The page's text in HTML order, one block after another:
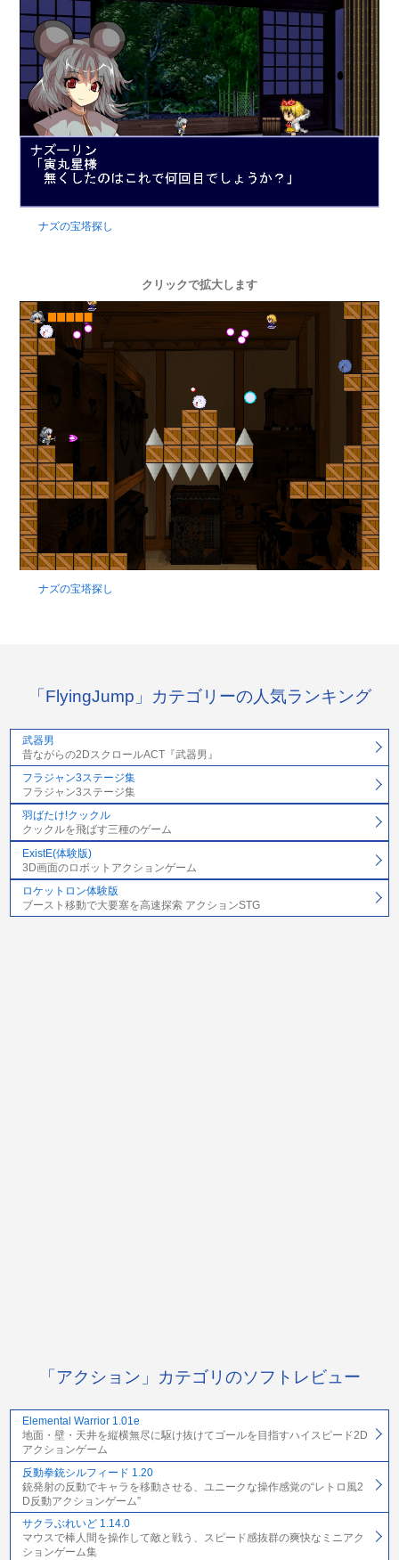
ナズの宝塔探し
クリックで拡大します
ナズの宝塔探し
「FlyingJump」カテゴリーの人気ランキング
武器男
昔ながらの2DスクロールACT『武器男』
フラジャン3ステージ集
フラジャン3ステージ集
羽ばたけ!クックル
クックルを飛ばす三種のゲーム
ExistE(体験版)
3D画面のロボットアクションゲーム
ロケットロン体験版
ブースト移動で大要塞を高速探索 アクションSTG
「アクション」カテゴリのソフトレビュー
Elemental Warrior 1.01e
地面・壁・天井を縦横無尽に駆け抜けてゴールを目指すハイスピード2D
アクションゲーム
反動拳銃シルフィード 1.20
銃発射の反動でキャラを移動させる、ユニークな操作感覚の“レトロ風2
D反動アクションゲーム”
サクラぶれいど 1.14.0
マウスで棒人間を操作して敵と戦う、スピード感抜群の爽快なミニアク
ションゲーム集